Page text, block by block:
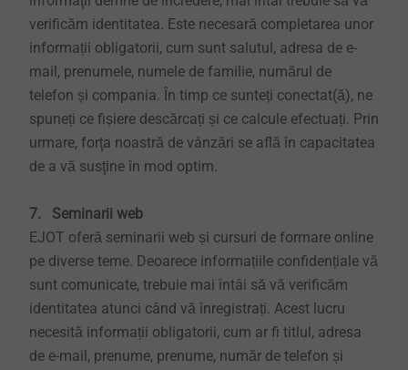
verificăm identitatea. Este necesară completarea unor
informații obligatorii, cum sunt salutul, adresa de e-
mail, prenumele, numele de familie, numărul de
telefon și compania. În timp ce sunteți conectat(ă), ne
spuneți ce fișiere descărcați și ce calcule efectuați. Prin
urmare, forţa noastră de vânzări se află în capacitatea
de a vă susţine în mod optim.
7. Seminarii web
EJOT oferă seminarii web și cursuri de formare online
pe diverse teme. Deoarece informațiile confidențiale vă
sunt comunicate, trebuie mai întâi să vă verificăm
identitatea atunci când vă înregistrați. Acest lucru
necesită informații obligatorii, cum ar fi titlul, adresa
de e-mail, prenume, prenume, număr de telefon și